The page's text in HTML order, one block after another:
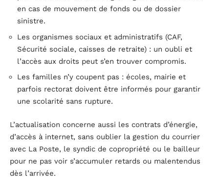
en cas de mouvement de fonds ou de dossier
sinistre.
Les organismes sociaux et administratifs (CAF,
Sécurité sociale, caisses de retraite) : un oubli et
l’accès aux droits peut s’en trouver compromis.
Les familles n’y coupent pas : écoles, mairie et
parfois rectorat doivent être informés pour garantir
une scolarité sans rupture.
L’actualisation concerne aussi les contrats d’énergie,
d’accès à internet, sans oublier la gestion du courrier
avec La Poste, le syndic de copropriété ou le bailleur
pour ne pas voir s’accumuler retards ou malentendus
dès l’arrivée.